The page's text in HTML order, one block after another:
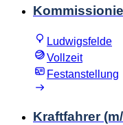
Ludwigsfelde
Vollzeit
Festanstellung
Kraftfahrer